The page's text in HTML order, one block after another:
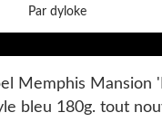
Par dyloke
Memphis Mansion
bleu 180g. tout